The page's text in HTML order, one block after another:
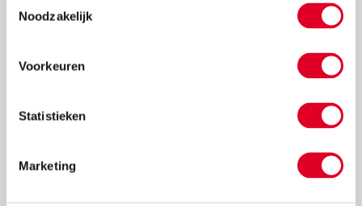
Noodzakelijk
Voorkeuren
Statistieken
Marketing
Knutselidee: kersthanger met ballen